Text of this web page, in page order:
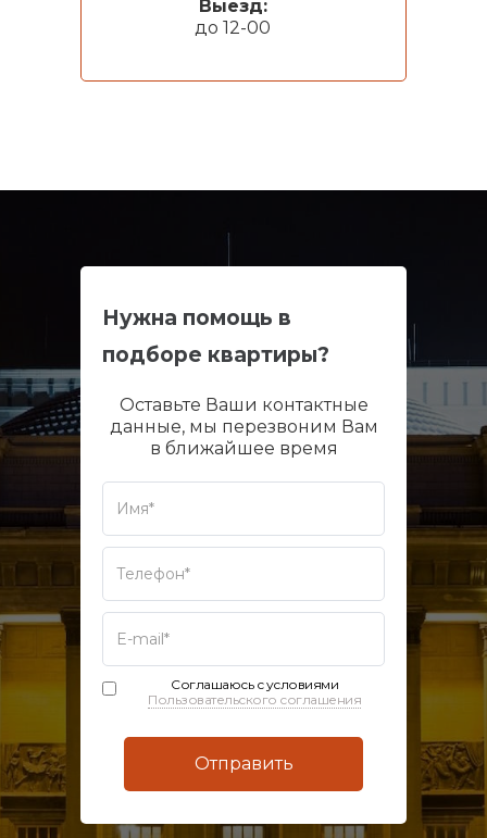
Выезд:
до 12-00
Нужна помощь в
подборе квартиры?
Оставьте Ваши контактные
данные, мы перезвоним Вам
в ближайшее время
Соглашаюсь с условиями
Пользовательского соглашения